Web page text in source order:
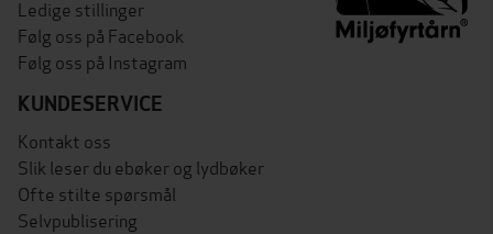
Ledige stillinger
Følg oss på Facebook
Følg oss på Instagram
KUNDESERVICE
Kontakt oss
Slik leser du ebøker og lydbøker
Ofte stilte spørsmål
Selvpublisering